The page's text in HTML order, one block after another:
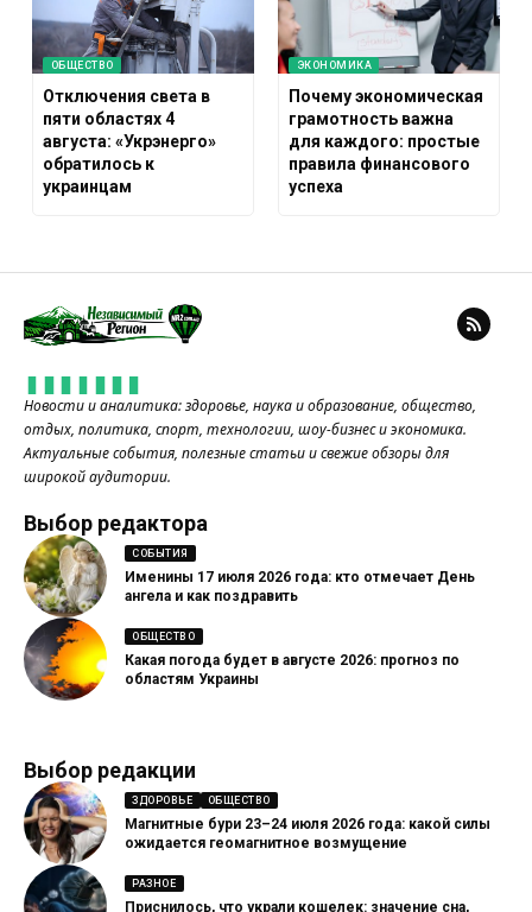
ОБЩЕСТВО
Отключения света в
пяти областях 4
августа: «Укрэнерго»
обратилось к
украинцам
ЭКОНОМИКА
Почему экономическая
грамотность важна
для каждого: простые
правила финансового
успеха
Новости и аналитика: здоровье, наука и образование, общество,
отдых, политика, спорт, технологии, шоу-бизнес и экономика.
Актуальные события, полезные статьи и свежие обзоры для
широкой аудитории.
Выбор редактора
СОБЫТИЯ
Именины 17 июля 2026 года: кто отмечает День
ангела и как поздравить
ОБЩЕСТВО
Какая погода будет в августе 2026: прогноз по
областям Украины
Выбор редакции
ЗДОРОВЬЕ ОБЩЕСТВО
Магнитные бури 23–24 июля 2026 года: какой силы
ожидается геомагнитное возмущение
РАЗНОЕ
Приснилось, что украли кошелек: значение сна,